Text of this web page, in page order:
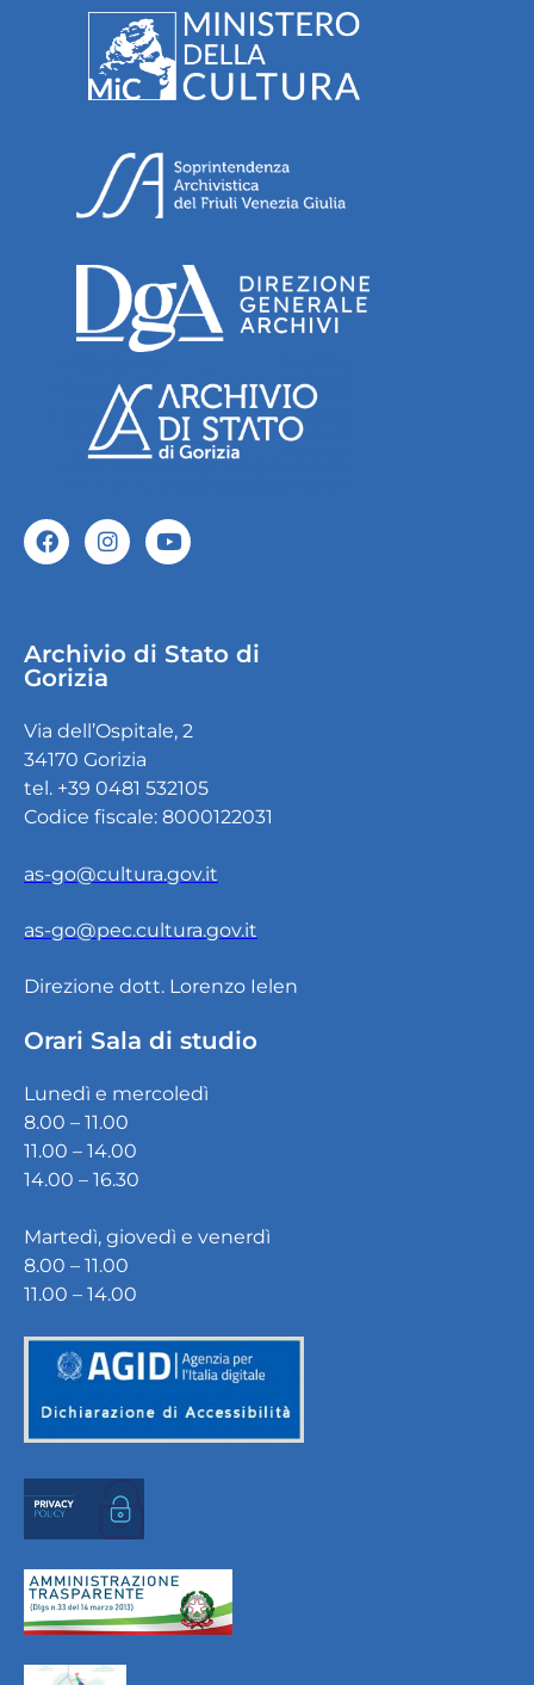
Archivio di Stato di
Gorizia
Via dell’Ospitale, 2
34170 Gorizia
tel. +39 0481 532105
Codice fiscale: 8000122031
as-go@cultura.gov.it
as-go@pec.cultura.gov.it
Direzione dott. Lorenzo Ielen
Orari Sala di studio
Lunedì e mercoledì
8.00 – 11.00
11.00 – 14.00
14.00 – 16.30
Martedì, giovedì e venerdì
8.00 – 11.00
11.00 – 14.00